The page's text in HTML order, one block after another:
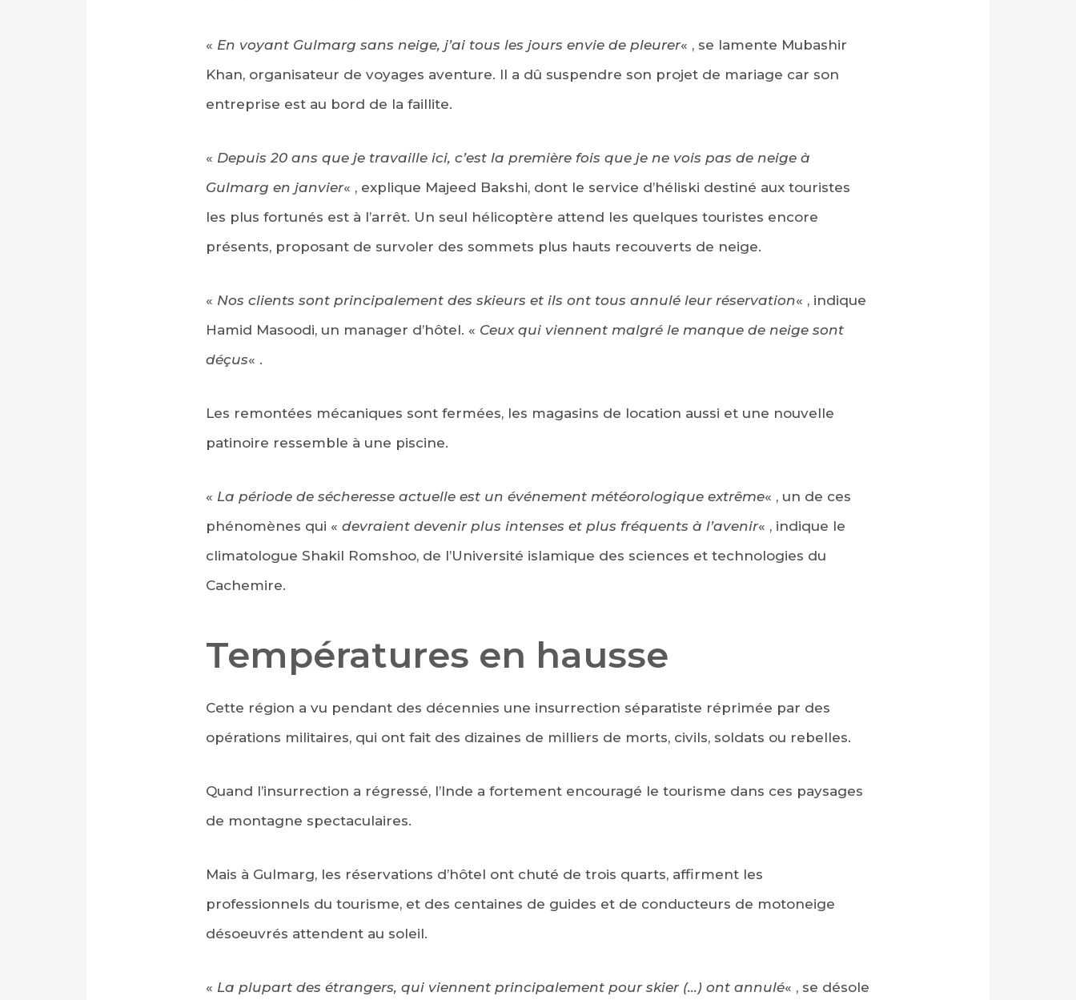
« En voyant Gulmarg sans neige, j’ai tous les jours envie de pleurer« , se lamente Mubashir
Khan, organisateur de voyages aventure. Il a dû suspendre son projet de mariage car son
entreprise est au bord de la faillite.
« Depuis 20 ans que je travaille ici, c’est la première fois que je ne vois pas de neige à
Gulmarg en janvier« , explique Majeed Bakshi, dont le service d’héliski destiné aux touristes
les plus fortunés est à l’arrêt. Un seul hélicoptère attend les quelques touristes encore
présents, proposant de survoler des sommets plus hauts recouverts de neige.
« Nos clients sont principalement des skieurs et ils ont tous annulé leur réservation« , indique
Hamid Masoodi, un manager d’hôtel. « Ceux qui viennent malgré le manque de neige sont
déçus« .
Les remontées mécaniques sont fermées, les magasins de location aussi et une nouvelle
patinoire ressemble à une piscine.
« La période de sécheresse actuelle est un événement météorologique extrême« , un de ces
phénomènes qui « devraient devenir plus intenses et plus fréquents à l’avenir« , indique le
climatologue Shakil Romshoo, de l’Université islamique des sciences et technologies du
Cachemire.
Températures en hausse
Cette région a vu pendant des décennies une insurrection séparatiste réprimée par des
opérations militaires, qui ont fait des dizaines de milliers de morts, civils, soldats ou rebelles.
Quand l’insurrection a régressé, l’Inde a fortement encouragé le tourisme dans ces paysages
de montagne spectaculaires.
Mais à Gulmarg, les réservations d’hôtel ont chuté de trois quarts, affirment les
professionnels du tourisme, et des centaines de guides et de conducteurs de motoneige
désoeuvrés attendent au soleil.
« La plupart des étrangers, qui viennent principalement pour skier (…) ont annulé« , se désole